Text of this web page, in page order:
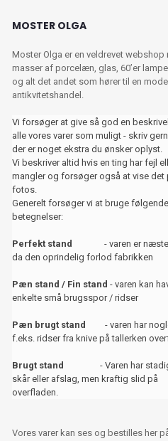
MOSTER OLGA
Moster Olga er en veldrevet webshop
masser af porcelæn, glas, 60’er
og alt det andet som hører til en
antikvitetshandel.
Vi forsøger at give så god en
alle vores varer som muligt - skriv
der er noget ekstra du ønsker oplyst.
Vi beskriver altid hvis en ting har fejl
mangler og forsøger også at vise det
fotos.
Generelt forsøger vi at bruge følgende
betegnelser:
Perfekt stand
- varen er
da den oprindelig forlod fabrikken
Pæn stand / Fin stand - varen kan
enkelte små brugsspor / ridser
Pæn brugt stand
- varen har
f.eks. ridser fra knive på tallerken
Brugt stand
- Varen har
skår eller afslag, men kraftig slid på
overfladen.
Vores varer kan ses og bestilles her